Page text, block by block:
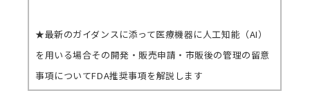
★最新のガイダンスに添って医療機器に人工知能（AI）
を用いる場合その開発・販売申請・市販後の管理の留意
事項についてFDA推奨事項を解説します